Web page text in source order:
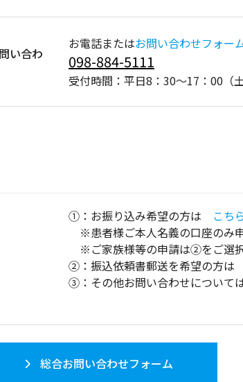
い合わ
お電話またはお問い合わせフォー
098-884-5111
受付時間：平日8：30～17：00（
①：お振り込み希望の方は こち
※患者様ご本人名義の口座のみ
※ご家族様等の申請は②をご選択
②：振込依頼書郵送を希望の方は
③：その他お問い合わせについて
総合お問い合わせフォーム